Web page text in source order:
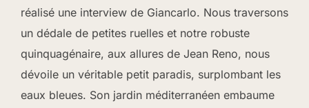
réalisé une interview de Giancarlo. Nous traversons
un dédale de petites ruelles et notre robuste
quinquagénaire, aux allures de Jean Reno, nous
dévoile un véritable petit paradis, surplombant les
eaux bleues. Son jardin méditerranéen embaume